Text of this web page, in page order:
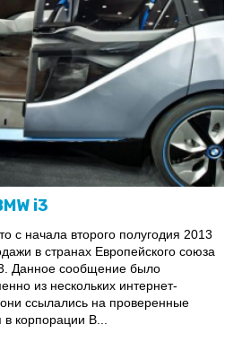
i3
с начала второго полугодия 2013
в странах Европейского союза
Данное сообщение было
из нескольких интернет-
ссылались на проверенные
корпорации B...